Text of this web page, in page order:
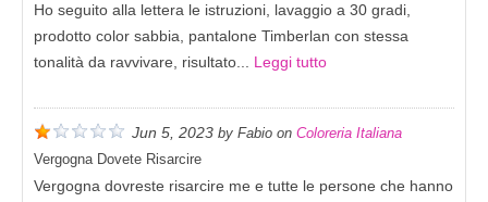
Ho seguito alla lettera le istruzioni, lavaggio a 30 gradi,
prodotto color sabbia, pantalone Timberlan con stessa
tonalità da ravvivare, risultato... Leggi tutto
Jun 5, 2023 by Fabio on Coloreria Italiana
Vergogna Dovete Risarcire
Vergogna dovreste risarcire me e tutte le persone che hanno